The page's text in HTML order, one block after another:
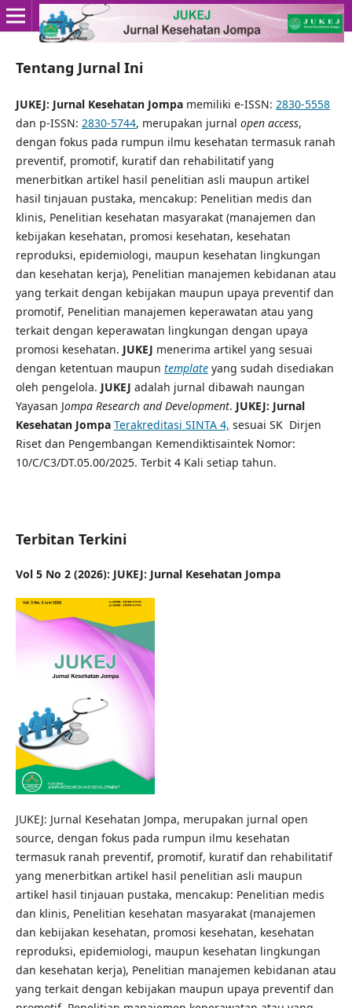
Tentang Jurnal Ini
JUKEJ: Jurnal Kesehatan Jompamemiliki e-ISSN: 2830-5558
dan p-ISSN: 2830-5744, merupakan jurnal open access,
dengan fokus pada rumpun ilmu kesehatan termasuk ranah
preventif, promotif, kuratif dan rehabilitatif yang
menerbitkan artikel hasil penelitian asli maupun artikel
hasil tinjauan pustaka, mencakup: Penelitian medis dan
klinis, Penelitian kesehatan masyarakat (manajemen dan
kebijakan kesehatan, promosi kesehatan, kesehatan
reproduksi, epidemiologi, maupun kesehatan lingkungan
dan kesehatan kerja), Penelitian manajemen kebidanan atau
yang terkait dengan kebijakan maupun upaya preventif dan
promotif, Penelitian manajemen keperawatan atau yang
terkait dengan keperawatan lingkungan dengan upaya
promosi kesehatan. JUKEJ menerima artikel yang sesuai
dengan ketentuan maupun templateyang sudah disediakan
oleh pengelola. JUKEJ adalah jurnal dibawah naungan
Yayasan Jompa Research and Development. JUKEJ: Jurnal
Kesehatan Jompa Terakreditasi SINTA 4, sesuai SK Dirjen
Riset dan Pengembangan Kemendiktisaintek Nomor:
10/C/C3/DT.05.00/2025. Terbit 4 Kali setiap tahun.
Terbitan Terkini
Vol 5 No 2 (2026): JUKEJ: Jurnal Kesehatan Jompa
JUKEJ: Jurnal Kesehatan Jompa, merupakan jurnal open
source, dengan fokus pada rumpun ilmu kesehatan
termasuk ranah preventif, promotif, kuratif dan rehabilitatif
yang menerbitkan artikel hasil penelitian asli maupun
artikel hasil tinjauan pustaka, mencakup: Penelitian medis
dan klinis, Penelitian kesehatan masyarakat (manajemen
dan kebijakan kesehatan, promosi kesehatan, kesehatan
reproduksi, epidemiologi, maupun kesehatan lingkungan
dan kesehatan kerja), Penelitian manajemen kebidanan atau
yang terkait dengan kebijakan maupun upaya preventif dan